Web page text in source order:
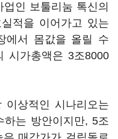
인 보툴리눔 톡신의
적을 이어가고 있는
에서 몸값을 올릴 수
시가총액은 3조8000
이상적인 시나리오는
하는 방안이지만, 5조